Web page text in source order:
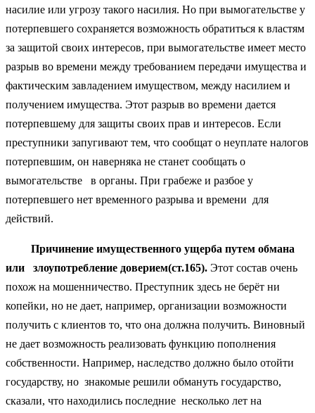
насилие или угрозу такого насилия. Но при вымогательстве у
потерпевшего сохраняется возможность обратиться к властям
за защитой своих интересов, при вымогательстве имеет место
разрыв во времени между требованием передачи имущества и
фактическим завладением имуществом, между насилием и
получением имущества. Этот разрыв во времени дается
потерпевшему для защиты своих прав и интересов. Если
преступники запугивают тем, что сообщат о неуплате налогов
потерпевшим, он наверняка не станет сообщать о
вымогательстве в органы. При грабеже и разбое у
потерпевшего нет временного разрыва и времени для
действий.
Причинение имущественного ущерба путем обмана
или злоупотребление доверием(ст.165). Этот состав очень
похож на мошенничество. Преступник здесь не берёт ни
копейки, но не дает, например, организации возможности
получить с клиентов то, что она должна получить. Виновный
не дает возможность реализовать функцию пополнения
собственности. Например, наследство должно было отойти
государству, но знакомые решили обмануть государство,
сказали, что находились последние несколько лет на